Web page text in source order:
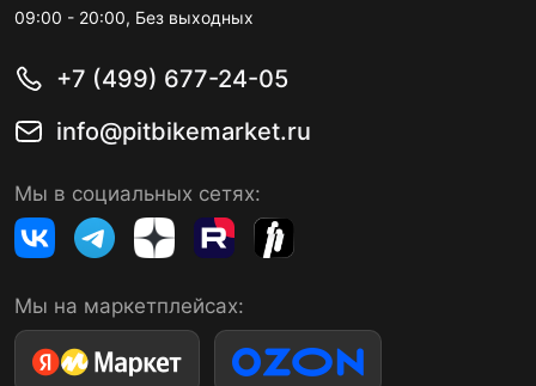
09:00 - 20:00, Без выходных
+7 (499) 677-24-05
info@pitbikemarket.ru
Мы в социальных сетях:
Мы на маркетплейсах: